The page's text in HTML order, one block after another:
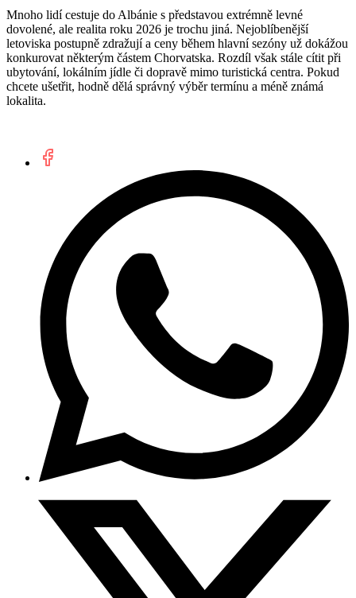
Mnoho lidí cestuje do Albánie s představou extrémně levné
dovolené, ale realita roku 2026 je trochu jiná. Nejoblíbenější
letoviska postupně zdražují a ceny během hlavní sezóny už dokážou
konkurovat některým částem Chorvatska. Rozdíl však stále cítit při
ubytování, lokálním jídle či dopravě mimo turistická centra. Pokud
chcete ušetřit, hodně dělá správný výběr termínu a méně známá
lokalita.